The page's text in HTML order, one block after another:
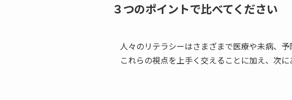
３つのポイントで比べてください
人々のリテラシーはさまざまで医療や未病、
これらの視点を上手く交えることに加え、次